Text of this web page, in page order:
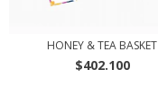
HONEY & TEA BASKET
$402.100